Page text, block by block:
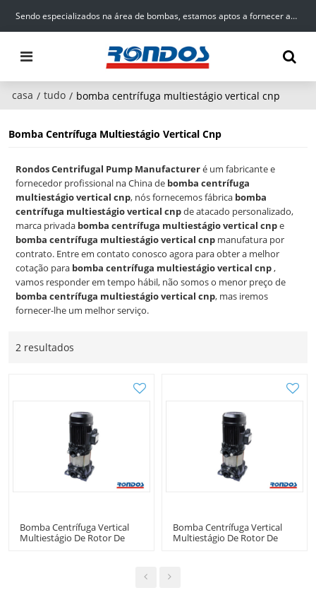
Sendo especializados na área de bombas, estamos aptos a fornecer aos nossos clientes produtos, serviços e soluções de alta qualidade para o abastecimento de água.
casa / tudo / bomba centrífuga multiestágio vertical cnp
Bomba Centrífuga Multiestágio Vertical Cnp
Rondos Centrifugal Pump Manufactureré um fabricante e
fornecedor profissional na China de bomba centrífuga
multiestágio vertical cnp, nós fornecemos fábrica bomba
centrífuga multiestágio vertical cnpde atacado personalizado,
marca privada bomba centrífuga multiestágio vertical cnpe
bomba centrífuga multiestágio vertical cnp manufatura por
contrato. Entre em contato conosco agora para obter a melhor
cotação para bomba centrífuga multiestágio vertical cnp ,
vamos responder em tempo hábil, não somos o menor preço de
bomba centrífuga multiestágio vertical cnp, mas iremos
fornecer-lhe um melhor serviço.
2 resultados
Bomba Centrífuga Vertical
Multiestágio De Rotor De
Bomba Centrífuga Vertical
Multiestágio De Rotor De